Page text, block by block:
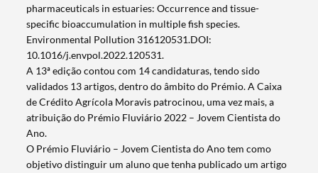
pharmaceuticals in estuaries: Occurrence and tissue-
specific bioaccumulation in multiple fish species.
Environmental Pollution 316120531.DOI:
10.1016/j.envpol.2022.120531.
A 13ª edição contou com 14 candidaturas, tendo sido
validados 13 artigos, dentro do âmbito do Prémio. A Caixa
de Crédito Agrícola Moravis patrocinou, uma vez mais, a
atribuição do Prémio Fluviário 2022 – Jovem Cientista do
Ano.
O Prémio Fluviário – Jovem Cientista do Ano tem como
objetivo distinguir um aluno que tenha publicado um artigo